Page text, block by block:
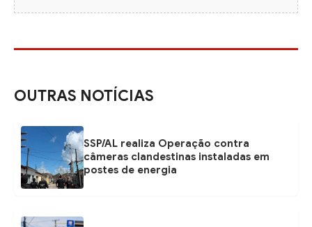
OUTRAS NOTÍCIAS
SSP/AL realiza Operação contra
câmeras clandestinas instaladas em
postes de energia